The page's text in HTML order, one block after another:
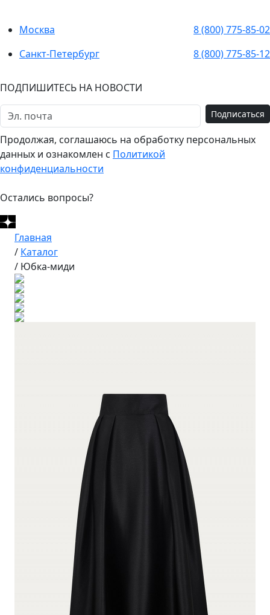
Москва
8 (800) 775-85-02
Санкт-Петербург
8 (800) 775-85-12
ПОДПИШИТЕСЬ НА НОВОСТИ
Подписаться
Продолжая, соглашаюсь на обработку персональных
данных и ознакомлен с Политикой
конфиденциальности
Остались вопросы?
Главная
/ Каталог
/ Юбка-миди